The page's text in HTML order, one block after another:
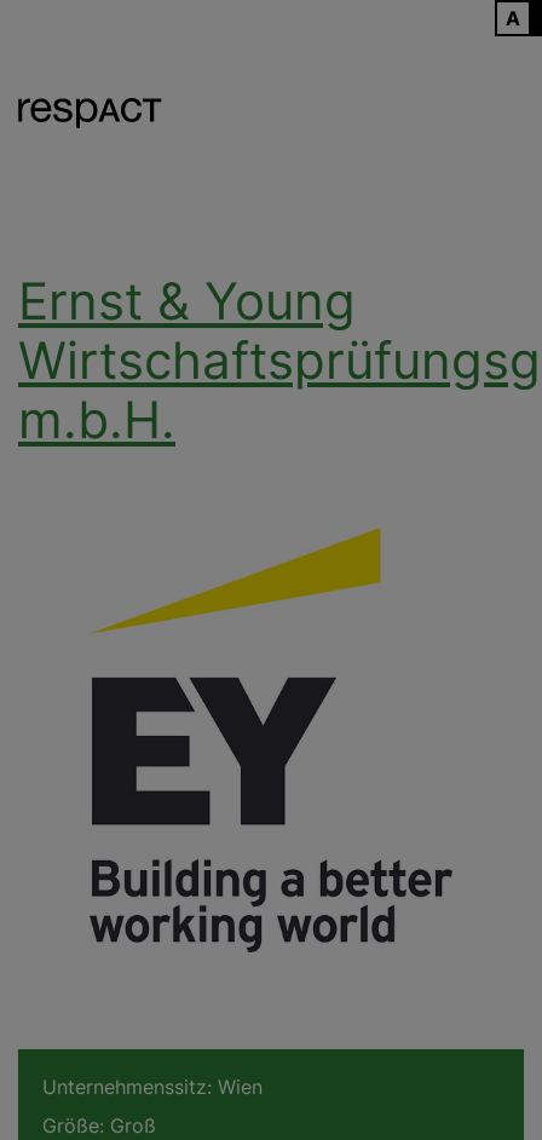
Ernst & Young
m.b.H.
Unternehmenssitz: Wien
Größe: Groß